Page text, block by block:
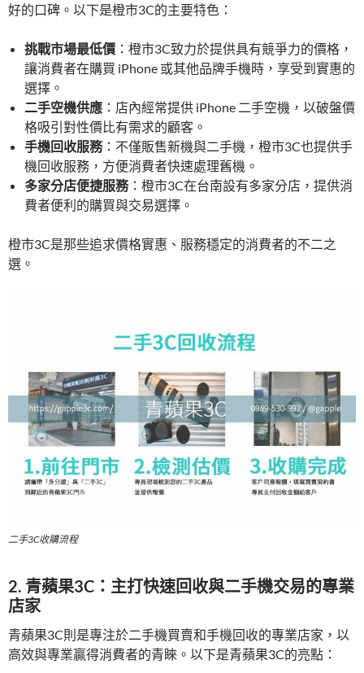
好的口碑。以下是橙市3C的主要特色：
挑戰市場最低價 ：橙市3C致力於提供具有競爭力的價格，
讓消費者在購買 iPhone 或其他品牌手機時，享受到實惠的
選擇。
二手空機供應 ：店內經常提供 iPhone 二手空機，以破盤價
格吸引對性價比有需求的顧客。
手機回收服務：不僅販售新機與二手機，橙市3C也提供手
機回收服務，方便消費者快速處理舊機。
多家分店便捷服務：橙市3C在台南設有多家分店，提供消
費者便利的購買與交易選擇。
橙市3C是那些追求價格實惠、服務穩定的消費者的不二之
選。
二手3C收購流程
2. 青蘋果3C：主打快速回收與二手機交易的專業
店家
青蘋果3C則是專注於二手機買賣和手機回收的專業店家，以
高效與專業贏得消費者的青睞。以下是青蘋果3C的亮點：